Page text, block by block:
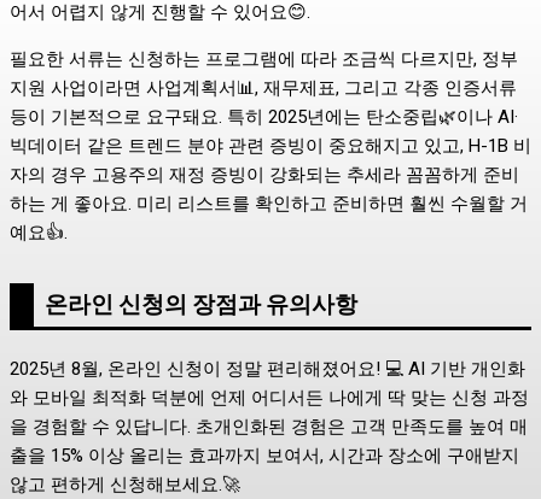
어서 어렵지 않게 진행할 수 있어요😊.
필요한 서류는 신청하는 프로그램에 따라 조금씩 다르지만, 정부
지원 사업이라면 사업계획서📊, 재무제표, 그리고 각종 인증서류
등이 기본적으로 요구돼요. 특히 2025년에는 탄소중립🌿이나 AI·
빅데이터 같은 트렌드 분야 관련 증빙이 중요해지고 있고, H-1B 비
자의 경우 고용주의 재정 증빙이 강화되는 추세라 꼼꼼하게 준비
하는 게 좋아요. 미리 리스트를 확인하고 준비하면 훨씬 수월할 거
예요👍.
온라인 신청의 장점과 유의사항
2025년 8월, 온라인 신청이 정말 편리해졌어요! 💻 AI 기반 개인화
와 모바일 최적화 덕분에 언제 어디서든 나에게 딱 맞는 신청 과정
을 경험할 수 있답니다. 초개인화된 경험은 고객 만족도를 높여 매
출을 15% 이상 올리는 효과까지 보여서, 시간과 장소에 구애받지
않고 편하게 신청해보세요.🚀